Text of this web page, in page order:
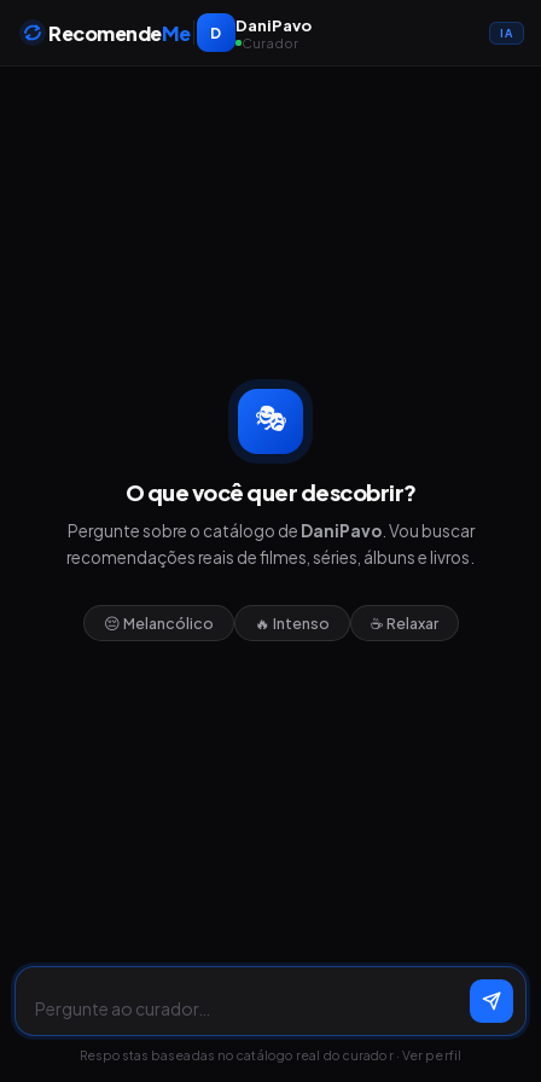
RecomendeMe D DaniPavo
Curador
IA
🎭
O que você quer descobrir?
Pergunte sobre o catálogo de DaniPavo. Vou buscar
recomendações reais de filmes, séries, álbuns e livros.
😔 Melancólico 🔥 Intenso ☕ Relaxar
Respostas baseadas no catálogo real do curador · Ver perfil